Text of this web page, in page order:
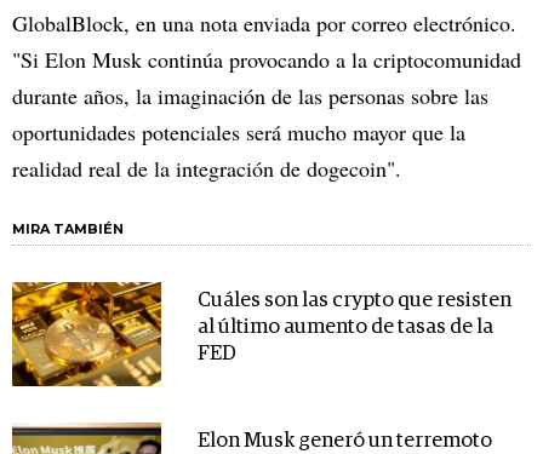
GlobalBlock, en una nota enviada por correo electrónico.
"Si Elon Musk continúa provocando a la criptocomunidad
durante años, la imaginación de las personas sobre las
oportunidades potenciales será mucho mayor que la
realidad real de la integración de dogecoin".
MIRA TAMBIÉN
Cuáles son las crypto que resisten
al último aumento de tasas de la
FED
Elon Musk generó un terremoto